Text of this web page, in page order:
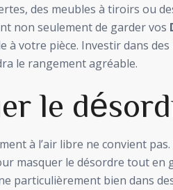
des meubles à tiroirs ou
non seulement de garder vos
à votre pièce. Investir dans
le rangement agréable.
le
à l’air libre ne convient
masquer le désordre tout en
particulièrement bien dans